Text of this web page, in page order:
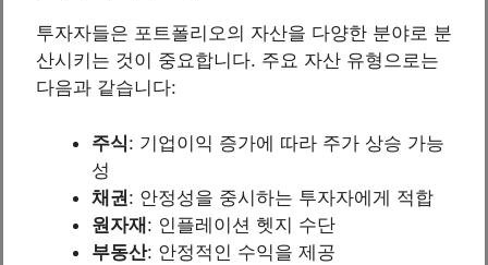
투자자들은 포트폴리오의 자산을 다양한 분야로 분
산시키는 것이 중요합니다. 주요 자산 유형으로는
다음과 같습니다:
주식: 기업이익 증가에 따라 주가 상승 가능
성
채권: 안정성을 중시하는 투자자에게 적합
원자재: 인플레이션 헷지 수단
부동산: 안정적인 수익을 제공